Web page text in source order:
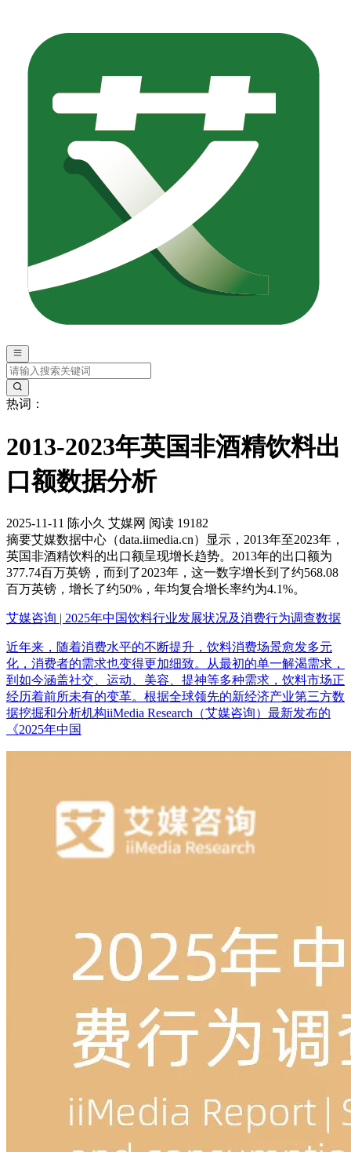
热词：
2013-2023年英国非酒精饮料出
口额数据分析
2025-11-11 陈小久 艾媒网 阅读 19182
摘要艾媒数据中心（data.iimedia.cn）显示，2013年至2023年，
英国非酒精饮料的出口额呈现增长趋势。2013年的出口额为
377.74百万英镑，而到了2023年，这一数字增长到了约568.08
百万英镑，增长了约50%，年均复合增长率约为4.1%。
艾媒咨询 | 2025年中国饮料行业发展状况及消费行为调查数据
近年来，随着消费水平的不断提升，饮料消费场景愈发多元
化，消费者的需求也变得更加细致。从最初的单一解渴需求，
到如今涵盖社交、运动、美容、提神等多种需求，饮料市场正
经历着前所未有的变革。根据全球领先的新经济产业第三方数
据挖掘和分析机构iiMedia Research（艾媒咨询）最新发布的
《2025年中国